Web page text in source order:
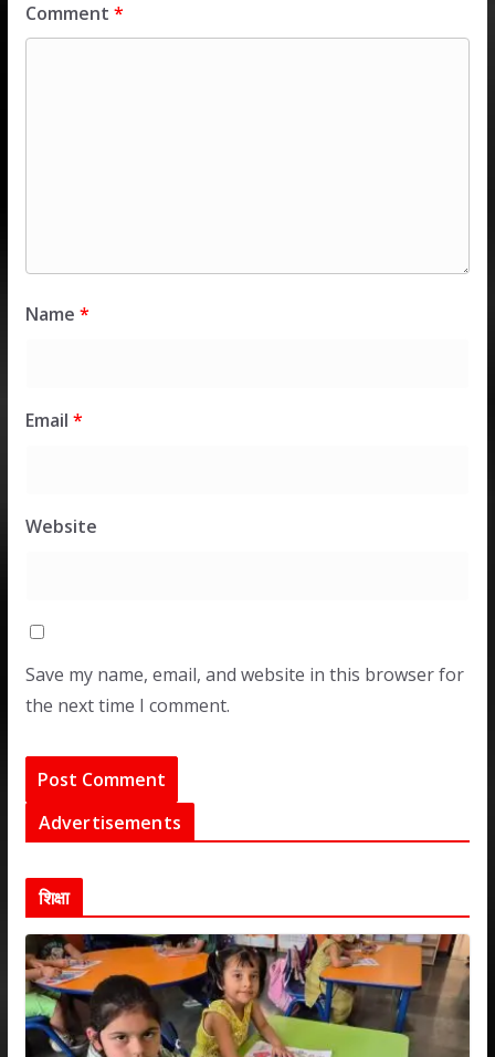
Comment *
Name *
Email *
Website
Save my name, email, and website in this browser for
the next time I comment.
Advertisements
शिक्षा